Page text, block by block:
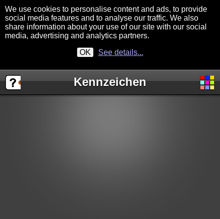
We use cookies to personalise content and ads, to provide
social media features and to analyse our traffic. We also
share information about your use of our site with our social
media, advertising and analytics partners.
OK
See details...
Kennzeichen